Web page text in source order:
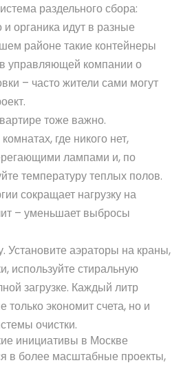
раздельного сбора:
и органика идут в разные
районе такие контейнеры
в управляющей компании о
– часто жители сами могут
тоже важно.
где никого нет,
лампами и, по
температуру теплых полов.
сокращает нагрузку на
– уменьшает выбросы
Установите аэраторы на краны,
используйте стиральную
загрузке. Каждый литр
экономит счета, но и
очистки.
инициативы в Москве
в более масштабные проекты,